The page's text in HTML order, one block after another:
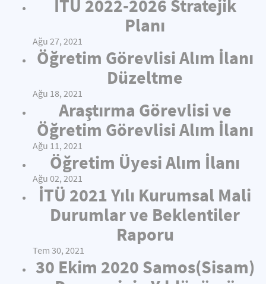
İTÜ 2022-2026 Stratejik
Planı
Ağu 27, 2021
Öğretim Görevlisi Alım İlanı
Düzeltme
Ağu 18, 2021
Araştırma Görevlisi ve
Öğretim Görevlisi Alım İlanı
Ağu 11, 2021
Öğretim Üyesi Alım İlanı
Ağu 02, 2021
İTÜ 2021 Yılı Kurumsal Mali
Durumlar ve Beklentiler
Raporu
Tem 30, 2021
30 Ekim 2020 Samos(Sisam)